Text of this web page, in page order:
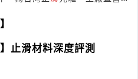
止滑材料深度評測